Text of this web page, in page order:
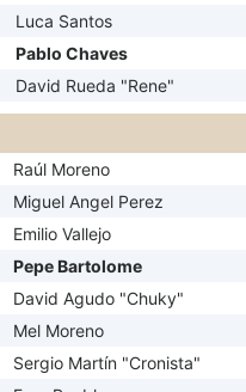
Luca Santos
Pablo Chaves
David Rueda "Rene"
Raúl Moreno
Miguel Angel Perez
Emilio Vallejo
Pepe Bartolome
David Agudo "Chuky"
Mel Moreno
Sergio Martín "Cronista"